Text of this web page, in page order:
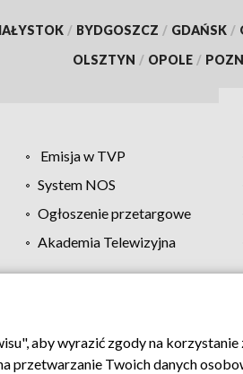
/ BYDGOSZCZ / GDAŃSK /
OLSZTYN / OPOLE /
Emisja w TVP
System NOS
Ogłoszenie przetargowe
Akademia Telewizyjna
Regulamin TVP Polityka
aby wyrazić zgody na
przetwarzanie Twoich danych